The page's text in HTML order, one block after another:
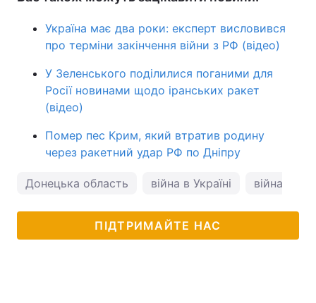
Україна має два роки: експерт висловився
про терміни закінчення війни з РФ (відео)
У Зеленського поділилися поганими для
Росії новинами щодо іранських ракет
(відео)
Помер пес Крим, який втратив родину
через ракетний удар РФ по Дніпру
Донецька область війна в Україні війна з
ПІДТРИМАЙТЕ НАС